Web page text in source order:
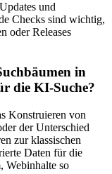
und
Checks sind wichtig,
oder Releases
in
die KI‑Suche?
Konstruieren von
der Unterschied
zur klassischen
Daten für die
Webinhalte so